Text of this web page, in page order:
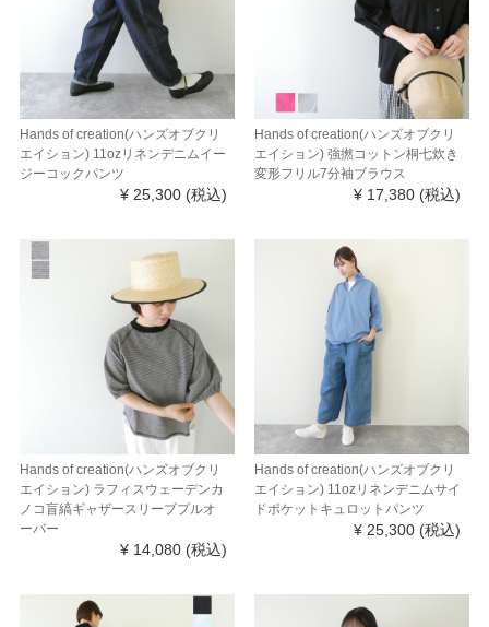
Hands of creation(ハンズオブクリ
エイション) 11ozリネンデニムイー
ジーコックパンツ
¥ 25,300 (税込)
Hands of creation(ハンズオブクリ
エイション) 強撚コットン桐七炊き
変形フリル7分袖ブラウス
¥ 17,380 (税込)
Hands of creation(ハンズオブクリ
エイション) ラフィスウェーデンカ
ノコ盲縞ギャザースリーブプルオ
ーバー
¥ 14,080 (税込)
Hands of creation(ハンズオブクリ
エイション) 11ozリネンデニムサイ
ドポケットキュロットパンツ
¥ 25,300 (税込)